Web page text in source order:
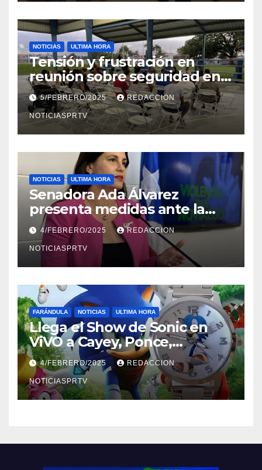
NOTICIAS ULTIMA HORA
Tensión y frustración en
reunión sobre seguridad en
Reparto Metropolitano
5/FEBRERO/2025 REDACCION
NOTICIASPRTV
NOTICIAS ULTIMA HORA
Senadora Ada Álvarez
presenta medidas ante la
violencia en el noviazgo
4/FEBRERO/2025 REDACCION
NOTICIASPRTV
FARÁNDULA NOTICIAS ULTIMA HORA
Llega el Show de Sonic en
ViVO a Cayey, Ponce,
Barceloneta y Humacao,
Relojes gratis para el que
compre ahora….
4/FEBRERO/2025 REDACCION
NOTICIASPRTV